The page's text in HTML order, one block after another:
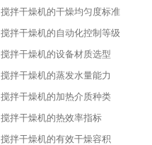
搅拌干燥机的干燥均匀度标准
搅拌干燥机的自动化控制等级
搅拌干燥机的设备材质选型
搅拌干燥机的蒸发水量能力
搅拌干燥机的加热介质种类
搅拌干燥机的热效率指标
搅拌干燥机的有效干燥容积